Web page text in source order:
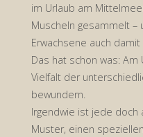
im Urlaub am
Muscheln gesammelt –
Erwachsene auch damit
Das hat schon was:
Vielfalt der
bewundern.
Irgendwie ist jede doch
Muster, einen